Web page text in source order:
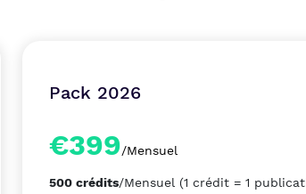
Pack 2026
€399/Mensuel
500 crédits/Mensuel (1 crédit = 1